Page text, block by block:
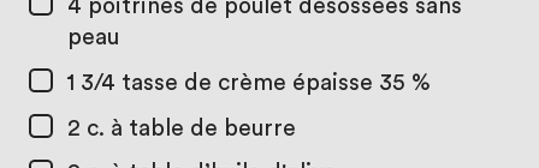
4 poitrines de poulet désossées sans
peau
1 3/4 tasse de crème épaisse 35 %
2 c. à table de beurre